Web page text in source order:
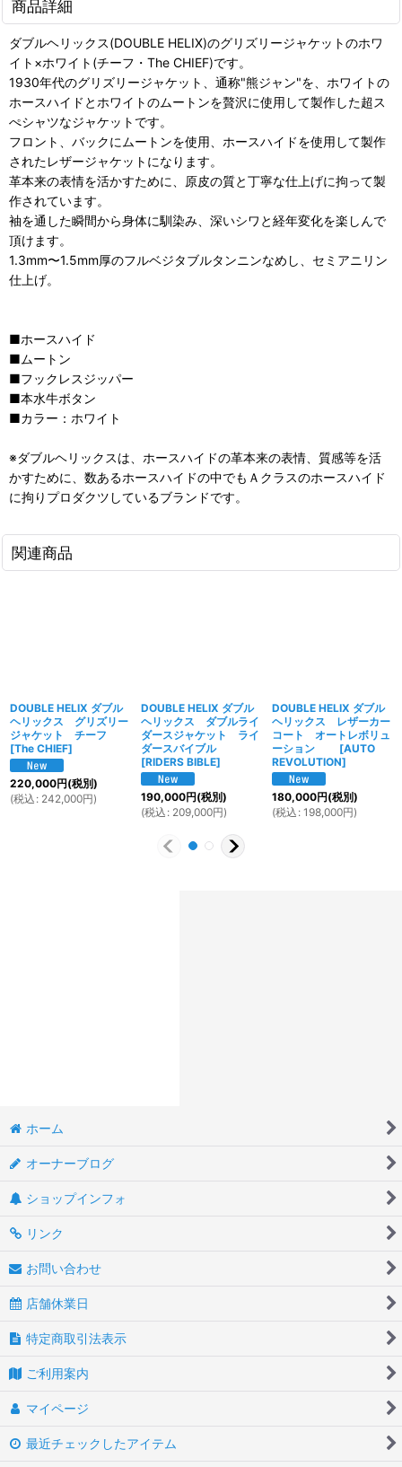
商品詳細
ダブルヘリックス(DOUBLE HELIX)のグリズリージャケットのホワ
イト×ホワイト(チーフ・The CHIEF)です。
1930年代のグリズリージャケット、通称"熊ジャン"を、ホワイトの
ホースハイドとホワイトのムートンを贅沢に使用して製作した超ス
ぺシャツなジャケットです。
フロント、バックにムートンを使用、ホースハイドを使用して製作
されたレザージャケットになります。
革本来の表情を活かすために、原皮の質と丁寧な仕上げに拘って製
作されています。
袖を通した瞬間から身体に馴染み、深いシワと経年変化を楽しんで
頂けます。
1.3mm〜1.5mm厚のフルベジタブルタンニンなめし、セミアニリン
仕上げ。
■ホースハイド
■ムートン
■フックレスジッパー
■本水牛ボタン
■カラー：ホワイト
※ダブルヘリックスは、ホースハイドの革本来の表情、質感等を活
かすために、数あるホースハイドの中でもＡクラスのホースハイド
に拘りプロダクツしているブランドです。
関連商品
DOUBLE HELIX ダブル
ヘリックス グリズリー
ジャケット チーフ
[The CHIEF]
220,000円(税別)
(税込 : 242,000円)
DOUBLE HELIX ダブル
ヘリックス ダブルライ
ダースジャケット ライ
ダースバイブル
[RIDERS BIBLE]
190,000円(税別)
(税込 : 209,000円)
DOUBLE HELIX ダブル
ヘリックス レザーカー
コート オートレボリュ
ーション
[AUTO
REVOLUTION]
180,000円(税別)
(税込 : 198,000円)
ホーム
オーナーブログ
ショップインフォ
リンク
お問い合わせ
店舗休業日
特定商取引法表示
ご利用案内
マイページ
最近チェックしたアイテム